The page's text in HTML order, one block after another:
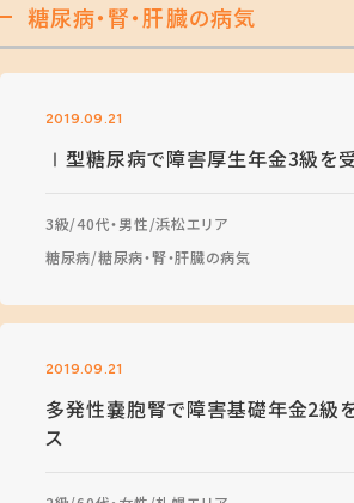
糖尿病・腎・肝臓の病気
2019.09.21
Ⅰ型糖尿病で障害厚生年金3級を
3級 40代・男性 浜松エリア
糖尿病 糖尿病・腎・肝臓の病気
2019.09.21
多発性嚢胞腎で障害基礎年金2級
ス